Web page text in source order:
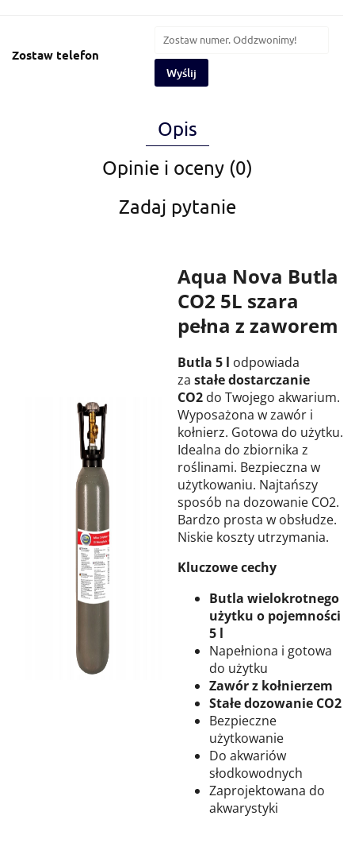
Zostaw telefon
Wyślij
Opis
Opinie i oceny (0)
Zadaj pytanie
Aqua Nova Butla
CO2 5L szara
pełna z zaworem
Butla 5 l odpowiada
za stałe dostarczanie
CO2 do Twojego akwarium.
Wyposażona w zawór i
kołnierz. Gotowa do użytku.
Idealna do zbiornika z
roślinami. Bezpieczna w
użytkowaniu. Najtańszy
sposób na dozowanie CO2.
Bardzo prosta w obsłudze.
Niskie koszty utrzymania.
Kluczowe cechy
Butla wielokrotnego
użytku o pojemności
5 l
Napełniona i gotowa
do użytku
Zawór z kołnierzem
Stałe dozowanie CO2
Bezpieczne
użytkowanie
Do akwariów
słodkowodnych
Zaprojektowana do
akwarystyki